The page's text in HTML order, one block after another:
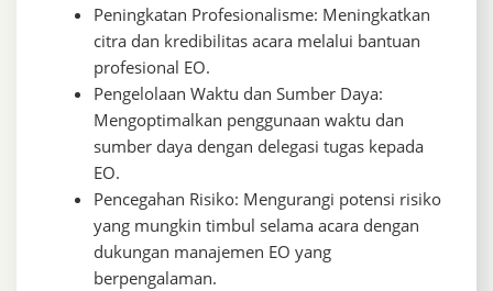
Peningkatan Profesionalisme: Meningkatkan
citra dan kredibilitas acara melalui bantuan
profesional EO.
Pengelolaan Waktu dan Sumber Daya:
Mengoptimalkan penggunaan waktu dan
sumber daya dengan delegasi tugas kepada
EO.
Pencegahan Risiko: Mengurangi potensi risiko
yang mungkin timbul selama acara dengan
dukungan manajemen EO yang
berpengalaman.